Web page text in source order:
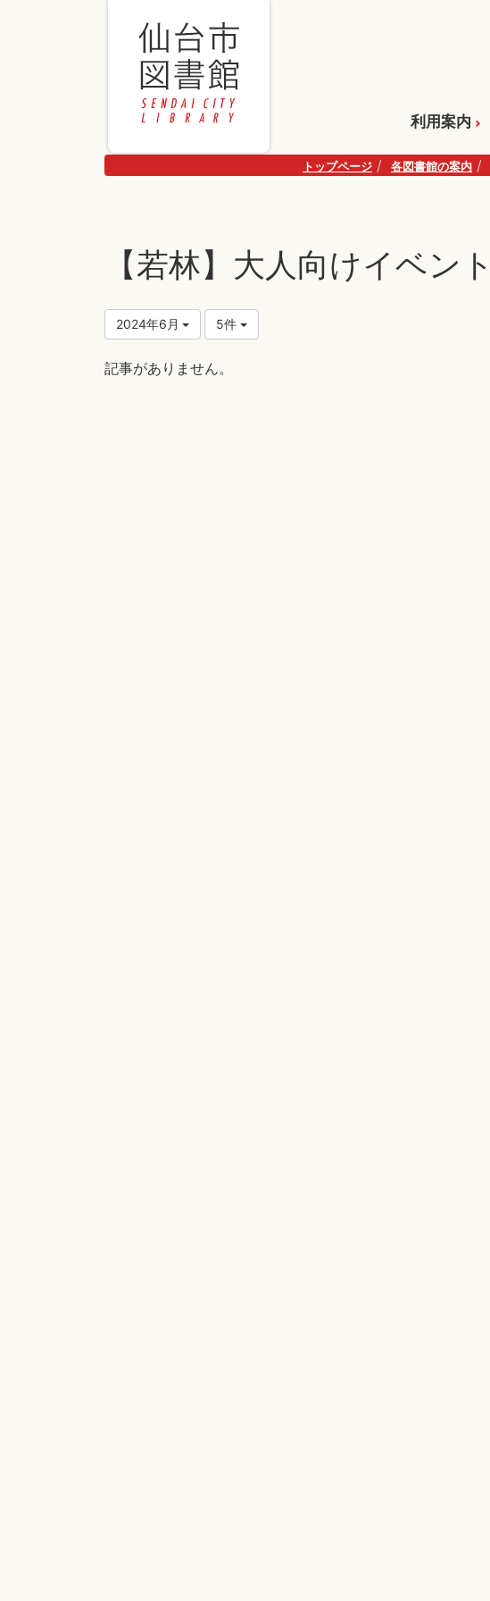
利用案内
トップページ 各図書館の案内
【若林】大人向けイベント
2024年6月 5件
記事がありません。